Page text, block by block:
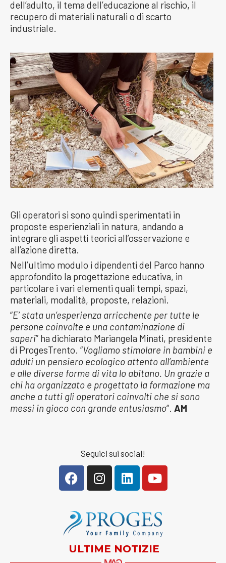
dell’adulto, il tema dell’educazione al rischio, il
recupero di materiali naturali o di scarto
industriale.
Gli operatori si sono quindi sperimentati in
proposte esperienziali in natura, andando a
integrare gli aspetti teorici all’osservazione e
all’azione diretta.
Nell’ultimo modulo i dipendenti del Parco hanno
approfondito la progettazione educativa, in
particolare i vari elementi quali tempi, spazi,
materiali, modalità, proposte, relazioni.
“E’ stata un’esperienza arricchente per tutte le
persone coinvolte e una contaminazione di
saperi” ha dichiarato Mariangela Minati, presidente
di ProgesTrento. “Vogliamo stimolare in bambini e
adulti un pensiero ecologico attento all’ambiente
e alle diverse forme di vita lo abitano. Un grazie a
chi ha organizzato e progettato la formazione ma
anche a tutti gli operatori coinvolti che si sono
messi in gioco con grande entusiasmo“. AM
Seguici sui social!
ULTIME NOTIZIE